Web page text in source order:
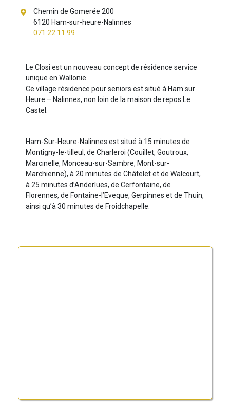
Chemin de Gomerée 200
6120 Ham-sur-heure-Nalinnes
071 22 11 99
Le Closi est un nouveau concept de résidence service
unique en Wallonie.
Ce village résidence pour seniors est situé à Ham sur
Heure – Nalinnes, non loin de la maison de repos Le
Castel.
Ham-Sur-Heure-Nalinnes est situé à 15 minutes de
Montigny-le-tilleul, de Charleroi (Couillet, Goutroux,
Marcinelle, Monceau-sur-Sambre, Mont-sur-
Marchienne), à 20 minutes de Châtelet et de Walcourt,
à 25 minutes d’Anderlues, de Cerfontaine, de
Florennes, de Fontaine-l’Eveque, Gerpinnes et de Thuin,
ainsi qu’à 30 minutes de Froidchapelle.